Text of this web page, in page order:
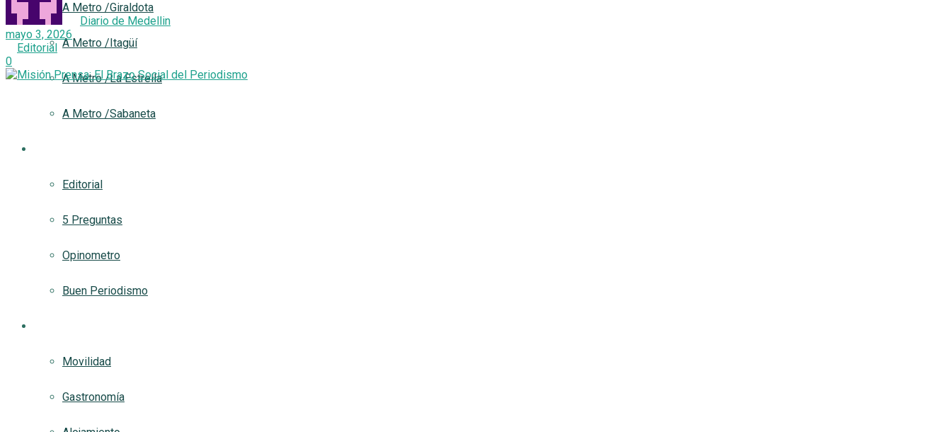
A Metro /Giraldota
A Metro /Itagüí
A Metro /La Estrella
A Metro /Sabaneta
Editorial
5 Preguntas
Opinometro
Buen Periodismo
Movilidad
Gastronomía
Diario de Medellin
mayo 3, 2026
Editorial
0